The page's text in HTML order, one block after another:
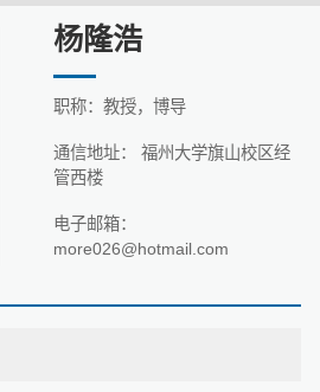
杨隆浩
职称：教授，博导
通信地址： 福州大学旗山校区经
管西楼
电子邮箱：
more026@hotmail.com